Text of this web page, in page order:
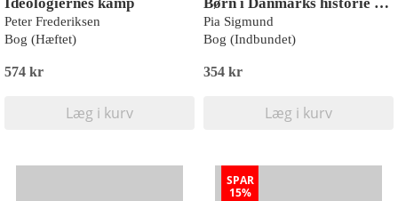
Peter Frederiksen
Bog (Hæftet)
574 kr
Læg i kurv
Pia Sigmund
Bog (Indbundet)
354 kr
Læg i kurv
SPAR
15%